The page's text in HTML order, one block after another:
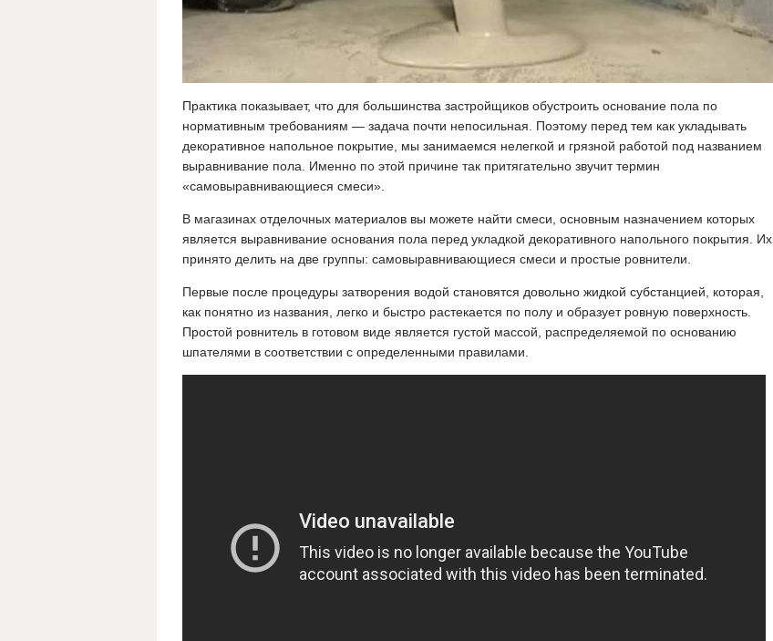
Практика показывает, что для большинства застройщиков обустроить основание пола по
нормативным требованиям — задача почти непосильная. Поэтому перед тем как укладывать
декоративное напольное покрытие, мы занимаемся нелегкой и грязной работой под названием
выравнивание пола. Именно по этой причине так притягательно звучит термин
«самовыравнивающиеся смеси».
В магазинах отделочных материалов вы можете найти смеси, основным назначением которых
является выравнивание основания пола перед укладкой декоративного напольного покрытия. Их
принято делить на две группы: самовыравнивающиеся смеси и простые ровнители.
Первые после процедуры затворения водой становятся довольно жидкой субстанцией, которая,
как понятно из названия, легко и быстро растекается по полу и образует ровную поверхность.
Простой ровнитель в готовом виде является густой массой, распределяемой по основанию
шпателями в соответствии с определенными правилами.